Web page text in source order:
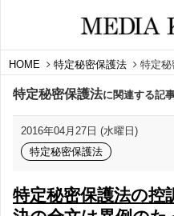
HOME 特定秘密保護法 特定秘
特定秘密保護法に関連する記
2016年04月27日 (水曜日)
特定秘密保護法
特定秘密保護法の控